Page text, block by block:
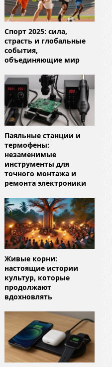
Спорт 2025: сила,
страсть и глобальные
события,
объединяющие мир
Паяльные станции и
термофены:
незаменимые
инструменты для
точного монтажа и
ремонта электроники
Живые корни:
настоящие истории
культур, которые
продолжают
вдохновлять